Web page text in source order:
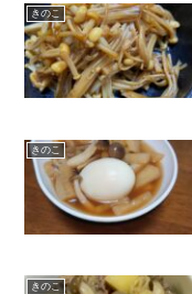
きのこ
きのこ
きのこ